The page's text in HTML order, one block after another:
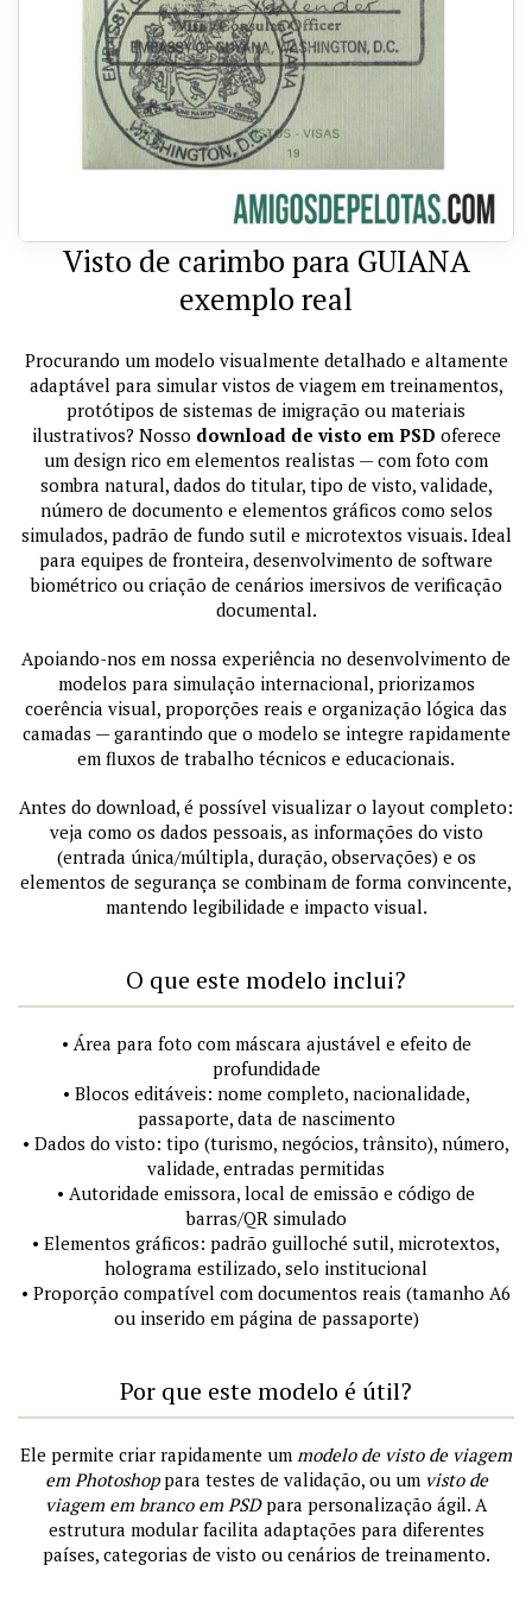
Visto de carimbo para GUIANA
exemplo real
Procurando um modelo visualmente detalhado e altamente
adaptável para simular vistos de viagem em treinamentos,
protótipos de sistemas de imigração ou materiais
ilustrativos? Nosso download de visto em PSD oferece
um design rico em elementos realistas — com foto com
sombra natural, dados do titular, tipo de visto, validade,
número de documento e elementos gráficos como selos
simulados, padrão de fundo sutil e microtextos visuais. Ideal
para equipes de fronteira, desenvolvimento de software
biométrico ou criação de cenários imersivos de verificação
documental.
Apoiando-nos em nossa experiência no desenvolvimento de
modelos para simulação internacional, priorizamos
coerência visual, proporções reais e organização lógica das
camadas — garantindo que o modelo se integre rapidamente
em fluxos de trabalho técnicos e educacionais.
Antes do download, é possível visualizar o layout completo:
veja como os dados pessoais, as informações do visto
(entrada única/múltipla, duração, observações) e os
elementos de segurança se combinam de forma convincente,
mantendo legibilidade e impacto visual.
O que este modelo inclui?
• Área para foto com máscara ajustável e efeito de
profundidade
• Blocos editáveis: nome completo, nacionalidade,
passaporte, data de nascimento
• Dados do visto: tipo (turismo, negócios, trânsito), número,
validade, entradas permitidas
• Autoridade emissora, local de emissão e código de
barras/QR simulado
• Elementos gráficos: padrão guilloché sutil, microtextos,
holograma estilizado, selo institucional
• Proporção compatível com documentos reais (tamanho A6
ou inserido em página de passaporte)
Por que este modelo é útil?
Ele permite criar rapidamente um modelo de visto de viagem
em Photoshoppara testes de validação, ou um visto de
viagem em branco em PSDpara personalização ágil. A
estrutura modular facilita adaptações para diferentes
países, categorias de visto ou cenários de treinamento.